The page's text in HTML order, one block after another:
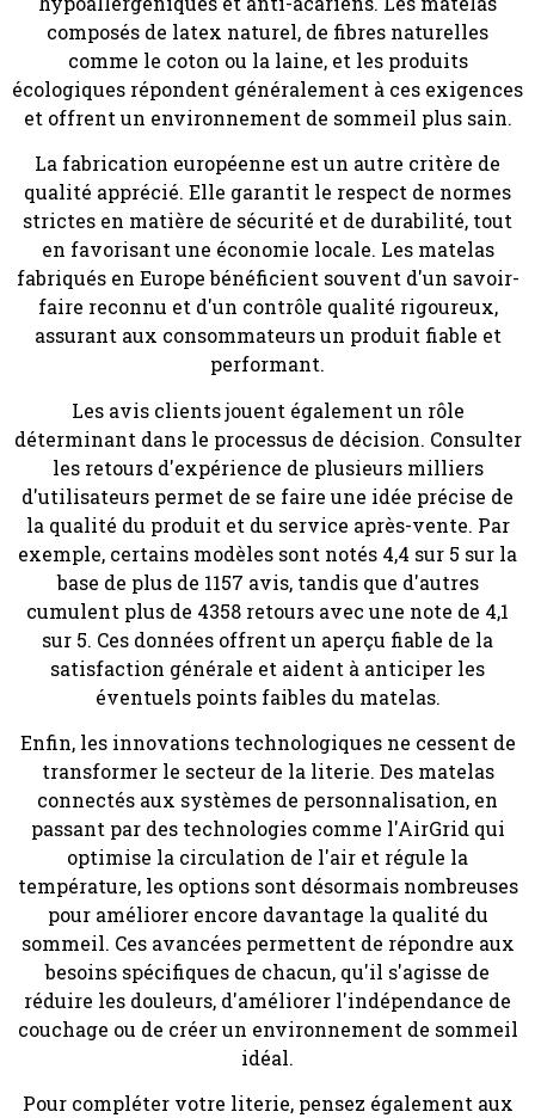
composés de latex naturel, de fibres naturelles
comme le coton ou la laine, et les produits
écologiques répondent généralement à ces exigences
et offrent un environnement de sommeil plus sain.
La fabrication européenne est un autre critère de
qualité apprécié. Elle garantit le respect de normes
strictes en matière de sécurité et de durabilité, tout
en favorisant une économie locale. Les matelas
fabriqués en Europe bénéficient souvent d'un savoir-
faire reconnu et d'un contrôle qualité rigoureux,
assurant aux consommateurs un produit fiable et
performant.
Les avis clients jouent également un rôle
déterminant dans le processus de décision. Consulter
les retours d'expérience de plusieurs milliers
d'utilisateurs permet de se faire une idée précise de
la qualité du produit et du service après-vente. Par
exemple, certains modèles sont notés 4,4 sur 5 sur la
base de plus de 1157 avis, tandis que d'autres
cumulent plus de 4358 retours avec une note de 4,1
sur 5. Ces données offrent un aperçu fiable de la
satisfaction générale et aident à anticiper les
éventuels points faibles du matelas.
Enfin, les innovations technologiques ne cessent de
transformer le secteur de la literie. Des matelas
connectés aux systèmes de personnalisation, en
passant par des technologies comme l'AirGrid qui
optimise la circulation de l'air et régule la
température, les options sont désormais nombreuses
pour améliorer encore davantage la qualité du
sommeil. Ces avancées permettent de répondre aux
besoins spécifiques de chacun, qu'il s'agisse de
réduire les douleurs, d'améliorer l'indépendance de
couchage ou de créer un environnement de sommeil
idéal.
Pour compléter votre literie, pensez également aux